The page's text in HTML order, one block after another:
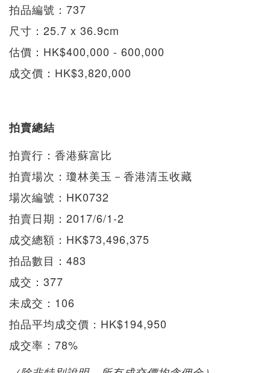
拍品編號：737
尺寸：25.7 x 36.9cm
估價：HK$400,000 - 600,000
成交價：HK$3,820,000
拍賣總結
拍賣行：香港蘇富比
拍賣場次：瓊林美玉－香港清玉收藏
場次編號：HK0732
拍賣日期：2017/6/1-2
成交總額：HK$73,496,375
拍品數目：483
成交：377
未成交：106
拍品平均成交價：HK$194,950
成交率：78%